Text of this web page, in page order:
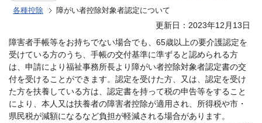
各種控除
障がい者控除対象者認定について
更新日：2023年12月13日
障害者手帳等をお持ちでない場合でも、65歳以上の要介護認定を
受けている方のうち、手帳の交付基準に準ずると認められる方
は、申請により福祉事務所長より障がい者控除対象者認定書の交
付を受けることができます。認定を受けた方、又は、認定を受け
た方を扶養している方は、認定書を持って税の申告等をすること
により、本人又は扶養者の障害者控除が適用され、所得税や市・
県民税が減額になるなど負担が軽減される場合があります。